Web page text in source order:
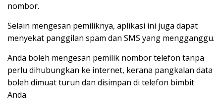
nombor.
Selain mengesan pemiliknya, aplikasi ini juga dapat
menyekat panggilan spam dan SMS yang mengganggu.
Anda boleh mengesan pemilik nombor telefon tanpa
perlu dihubungkan ke internet, kerana pangkalan data
boleh dimuat turun dan disimpan di telefon bimbit
Anda.